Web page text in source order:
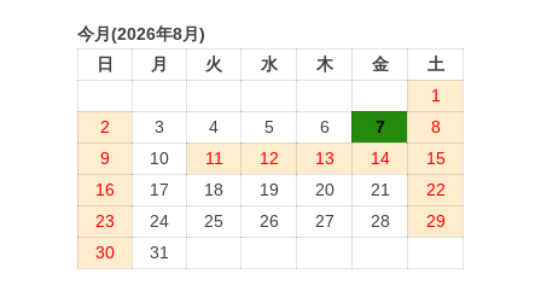
今月(2026年8月)
日
月 火 水 木 金
土
1
2
3 4 5 6 7
8
9
10 11 12 13 14
15
16
17 18 19 20 21
22
23
24 25 26 27 28
29
30
31